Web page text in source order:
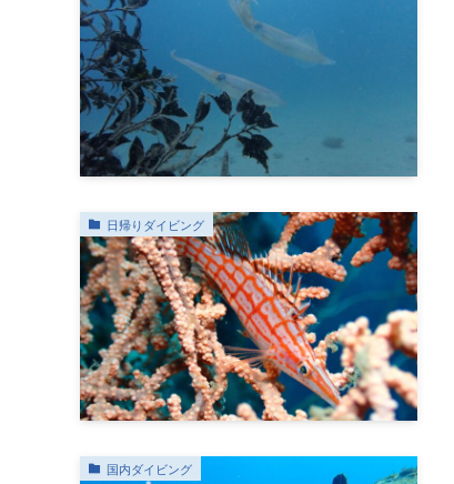
日帰りダイビング
国内ダイビング